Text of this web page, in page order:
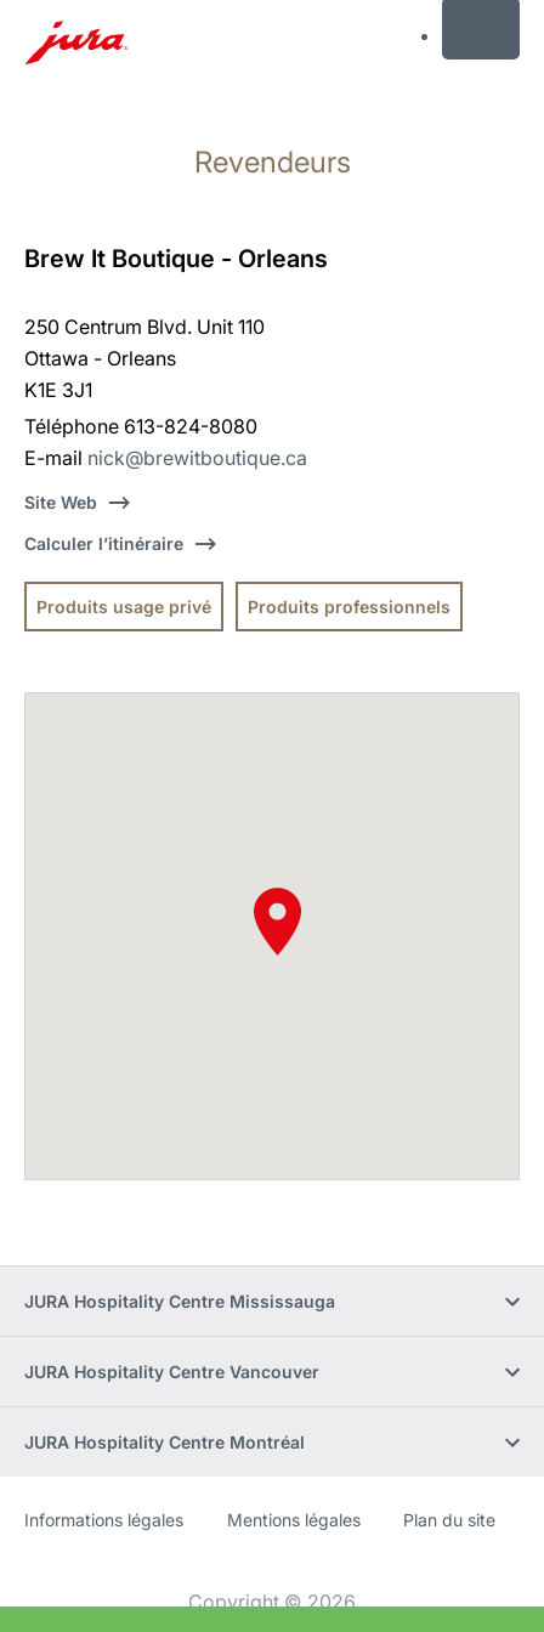
recherche
Revendeurs
Brew It Boutique - Orleans
250 Centrum Blvd. Unit 110
Ottawa - Orleans
K1E 3J1
Téléphone 613-824-8080
E-mail nick@brewitboutique.ca
Site Web
Calculer l’itinéraire
Produits usage privé Produits professionnels
JURA Hospitality Centre Mississauga
JURA Hospitality Centre Vancouver
JURA Hospitality Centre Montréal
Site
[Website
Informations légales Mentions légales Plan du site
Copyright © 2026